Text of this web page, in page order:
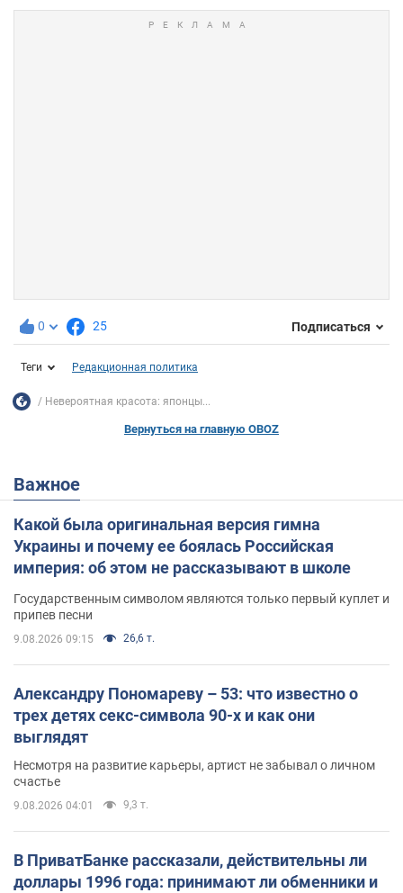
0 25 Подписаться
Теги Редакционная политика
Невероятная красота: японцы...
Вернуться на главную OBOZ
Важное
Какой была оригинальная версия гимна
Украины и почему ее боялась Российская
империя: об этом не рассказывают в школе
Государственным символом являются только первый куплет и
припев песни
9.08.2026 09:15 26,6 т.
Александру Пономареву – 53: что известно о
трех детях секс-символа 90-х и как они
выглядят
Несмотря на развитие карьеры, артист не забывал о личном
счастье
9.08.2026 04:01 9,3 т.
В ПриватБанке рассказали, действительны ли
доллары 1996 года: принимают ли обменники и